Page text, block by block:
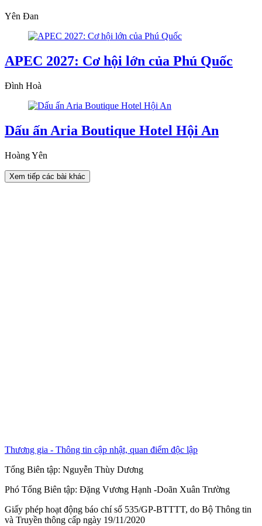
Yên Đan
APEC 2027: Cơ hội lớn của Phú Quốc
Đình Hoà
Dấu ấn Aria Boutique Hotel Hội An
Hoàng Yên
Xem tiếp các bài khác
Thương gia - Thông tin cập nhật, quan điểm độc lập
Tổng Biên tập: Nguyễn Thùy Dương
Phó Tổng Biên tập: Đặng Vương Hạnh -Doãn Xuân Trường
Giấy phép hoạt động báo chí số 535/GP-BTTTT, do Bộ Thông tin
và Truyền thông cấp ngày 19/11/2020